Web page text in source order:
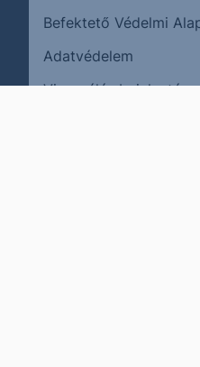
Befektető Védelmi
Adatvédelem
Visszaélés bejelentése